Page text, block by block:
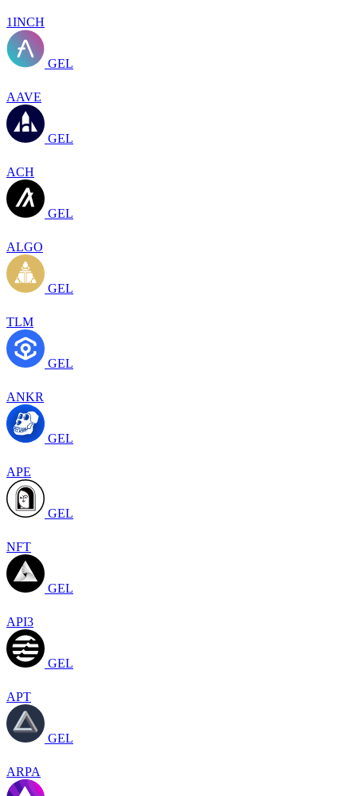
1INCH
GEL
AAVE
GEL
ACH
GEL
ALGO
GEL
TLM
GEL
ANKR
GEL
APE
GEL
NFT
GEL
API3
GEL
APT
GEL
ARPA